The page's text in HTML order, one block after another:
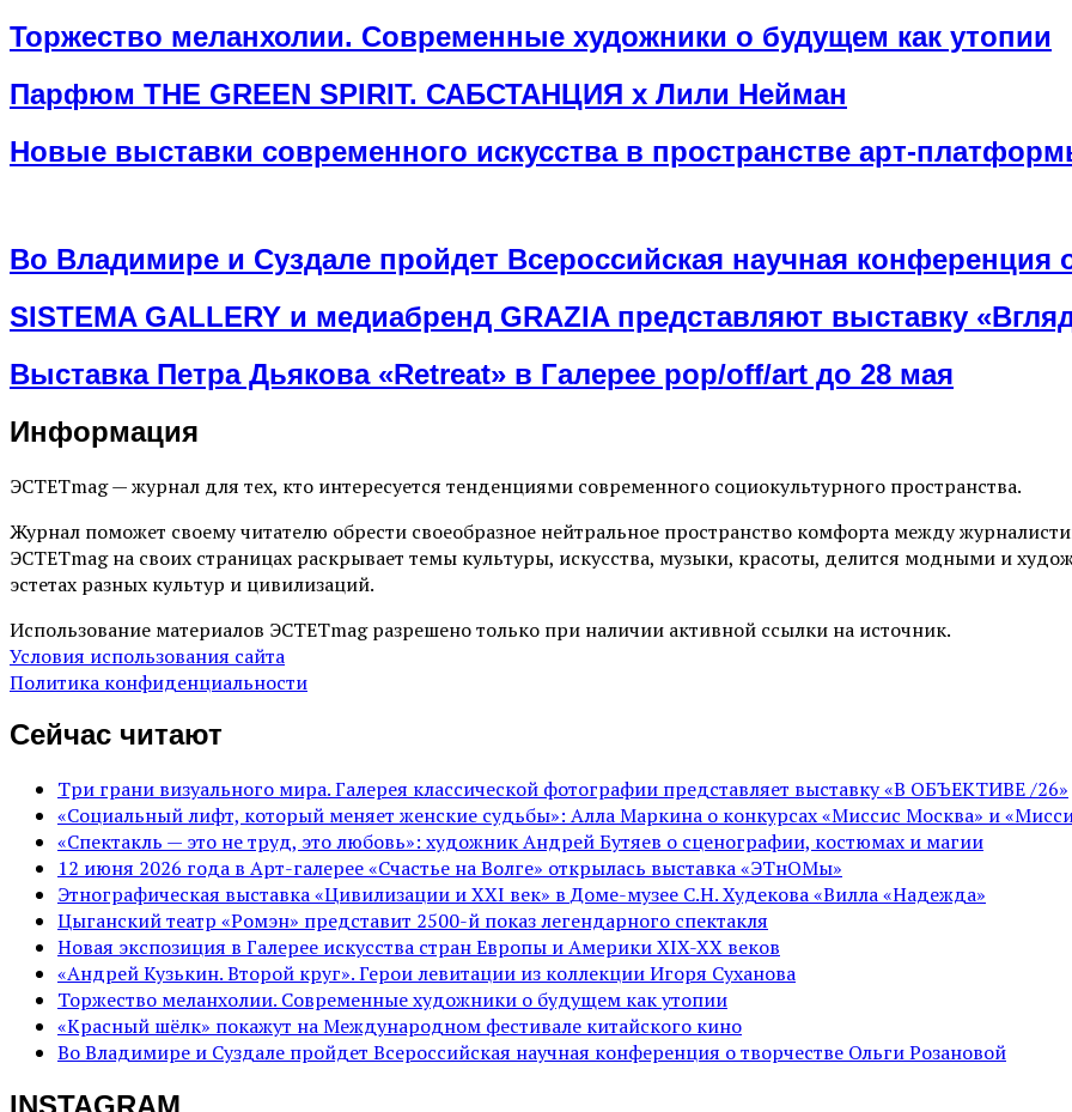
Торжество меланхолии. Современные художники о будущем как утопии
Парфюм THE GREEN SPIRIT. САБСТАНЦИЯ х Лили Нейман
Новые выставки современного искусства в пространстве арт-
Во Владимире и Суздале пройдет Всероссийская научная конференция
SISTEMA GALLERY и медиабренд GRAZIA представляют выставку
Выставка Петра Дьякова «Retreat» в Галерее pop/off/art до 28 мая
Информация
ЭСТЕТmag — журнал для тех, кто интересуется тенденциями современного социокультурного пространства.
Журнал поможет своему читателю обрести своеобразное нейтральное пространство комфорта между
ЭСТЕТmag на своих страницах раскрывает темы культуры, искусства, музыки, красоты, делится модными и
эстетах разных культур и цивилизаций.
Использование материалов ЭСТЕТmag разрешено только при наличии активной ссылки на источник.
Условия использования сайта
Политика конфиденциальности
Сейчас читают
Три грани визуального мира. Галерея классической фотографии представляет выставку «В ОБЪЕКТИВЕ /26»
«Социальный лифт, который меняет женские судьбы»: Алла Маркина о конкурсах «Миссис Москва» и
«Спектакль — это не труд, это любовь»: художник Андрей Бутяев о сценографии, костюмах и магии
12 июня 2026 года в Арт-галерее «Счастье на Волге» открылась выставка «ЭТнОМы»
Этнографическая выставка «Цивилизации и ХХI век» в Доме-музее С.Н. Худекова «Вилла «Надежда»
Цыганский театр «Ромэн» представит 2500-й показ легендарного спектакля
Новая экспозиция в Галерее искусства стран Европы и Америки XIX-XX веков
«Андрей Кузькин. Второй круг». Герои левитации из коллекции Игоря Суханова
Торжество меланхолии. Современные художники о будущем как утопии
«Красный шёлк» покажут на Международном фестивале китайского кино
Во Владимире и Суздале пройдет Всероссийская научная конференция о творчестве Ольги Розановой